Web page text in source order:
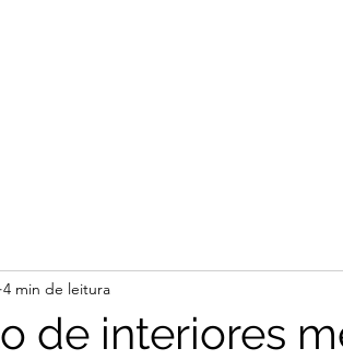
de interiores
4 min de leitura